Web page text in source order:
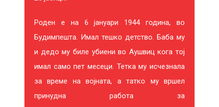
Роден е на 6 јануари 1944 година, во
Будимпешта. Имал тешко детство. Баба му
и дедо му биле убиени во Аушвиц кога тој
имал само пет месеци. Тетка му исчезнала
за време на војната, а татко му вршел
принудна работа за